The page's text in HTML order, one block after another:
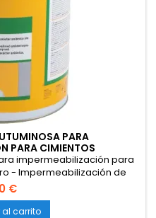
PARA
PARA CIMIENTOS
impermeabilización para
- Impermeabilización de
de obras públicas
€
al carrito